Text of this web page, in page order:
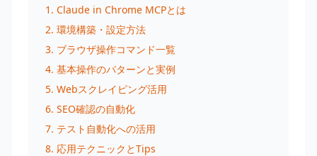
1. Claude in Chrome MCPとは
2. 環境構築・設定方法
3. ブラウザ操作コマンド一覧
4. 基本操作のパターンと実例
5. Webスクレイピング活用
6. SEO確認の自動化
7. テスト自動化への活用
8. 応用テクニックとTips